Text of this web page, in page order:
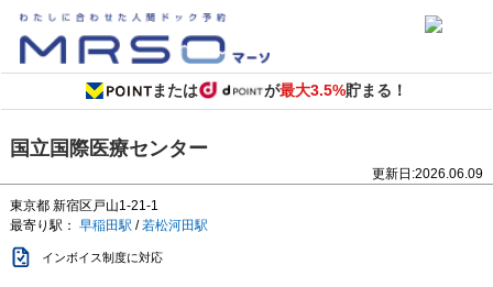
または が最大3.5%貯まる！
国立国際医療センター
更新日:2026.06.09
東京都 新宿区戸山1-21-1
最寄り駅： 早稲田駅 /若松河田駅
インボイス制度に対応